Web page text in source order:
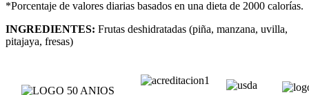
*Porcentaje de valores diarias basados en una dieta de 2000 calorías.
INGREDIENTES: Frutas deshidratadas (piña, manzana, uvilla,
pitajaya, fresas)